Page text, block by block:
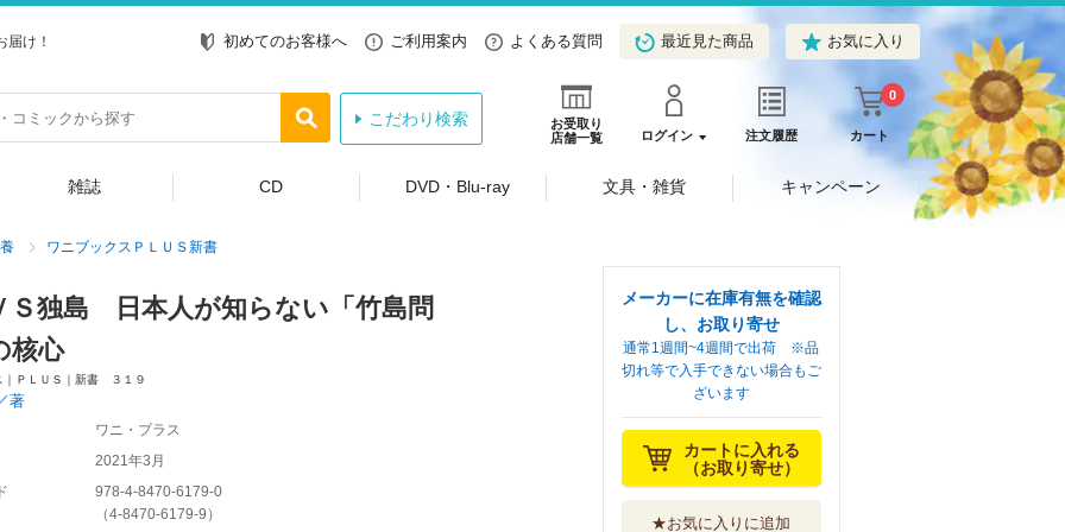
け！ 初めてのお客様へ ご利用案内 よくある質問 最近見た商品 お気に入り
お受取り
店舗一覧
ログイン 注文履歴 カート
0
こだわり検索
雑誌 CD DVD・Blu-ray 文具・雑貨 キャンペーン
ワニブックスＰＬＵＳ新書
Ｓ独島 日本人が知らない「竹島問
核心
｜ＰＬＵＳ｜新書 ３１９
著
ワニ・プラス
2021年3月
978-4-8470-6179-0
（4-8470-6179-9 ）
メーカーに在庫有無を確認
し、お取り寄せ
通常1週間~4週間で出荷 ※品
切れ等で入手できない場合もご
ざいます
カートに入れる
（お取り寄せ）
★お気に入りに追加